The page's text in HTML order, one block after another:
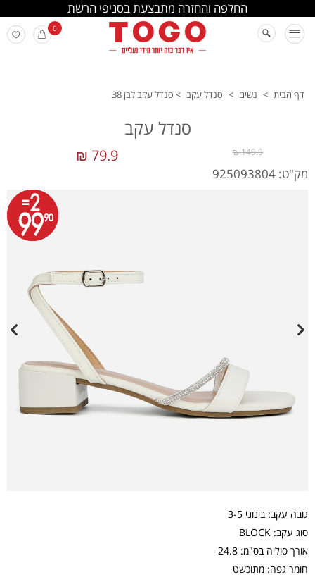
החלפה והחזרה מתבצעת בסניפי הרשת
0
דף הבית > נשים > סנדל עקב > סנדל עקב לבן 38
סנדל עקב
79.9 ₪ 149.9 ₪
מק"ט: 925093804
גובה עקב: בינוני 3-5
סוג עקב: BLOCK
אורך סוליה בס"מ: 24.8
חומר גפה: מתוכשט